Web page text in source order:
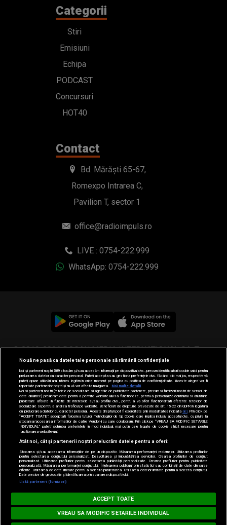
Categorii
Stiri
Emisiuni
Echipa
PODCAST
Concursuri
HOT40
Contact
Bd. Mărăști 65-67,
Romexpo Intrarea C,
Pavilion T, sector 1
office@radioimpuls.ro
LIVE : 0754-222.999
WhatsApp: 0754-222.999
© 2019-2026 DOGAN MEDIA INTERNATIONAL SA, Toate
drepturile rezervate.
Loading... MUSIC NON STOP
LYKKE LI - I Follow Rivers
Nouă ne pasă ca datele tale personale să rămână confidențiale
Noi și partenerii noștri589stocăm și/sau accesăm informații pe dispozitivul dvs., precum identificatorii cookie unici pentru
prelucrarea datelor cu caracter personal. Puteți accepta sau gestiona preferințele dvs. făcând clic mai jos, respectiv vă
puteți opune utilizării unui interes legitim în orice moment pe pagina cu politica de confidențialitate. Aceste alegeri vor fi
raportate partenerilor noștri și nu vă vor afecta navigarea.
Mai multe detalii
Noi si partenerii nostri (retelele de socializare si agentiile de publicitate partenere, precum si furnizorii nostri de servicii de
date analitice) prelucram date pentru a permite website-ului sa functioneze, pentru a personaliza continutul si anunturile
publicitare afisate in functie de interesele si/sau profilul dvs., pentru a va oferi functionalitati aferente retelelor de
socializare si pentru a analiza traficul pe website. Beneficiati de drepturile prevazute de art. 15-22 din GDPR in legatura
cu prelucrarea datelor cu caracter personal. Aceste drepturi pot fi exercitate prin modalitatea indicataaici . Prin click pe
“ACCEPT TOATE”, acceptati folosirea tuturor Tehnologiilor de tip Cookie, care implica inclusiv acceptul dvs. cu privire la
stocarea/accesarea informatiilor de catre Vendor-ii cu care colaboram. Prin click pe “VREAU SA MODIFIC SETARILE
INDIVIDUAL” puteti schimba preferintele in mod individual, mai putin cele legate de cookie strict necesare pentru
functionarea website-ului.
Atât noi, cât și partenerii noștri prelucrăm datele pentru a oferi:
Stocarea și/sau accesarea informațiilor de pe un dispozitiv. Măsurarea performanței reclamelor. Utilizarea profilurilor
pentru selectarea conținutului personalizat. Dezvoltarea și îmbunătățirea serviciilor. Crearea profilurilor de conținut
personalizat. Utilizarea profilurilor pentru selectarea publicității personalizate. Crearea profilurilor pentru publicitate
personalizată. Măsurarea performanței conținutului. Înțelegerea publicului prin statistici sau combinații de date din surse
diferite. Utilizarea de date limitate pentru a selecta publicitatea. Utilizarea datelor limitate pentru a selecta conținutul.
Date precise de geolocație și identificarea prin scanarea dispozitivului.
Listă parteneri (furnizori)
ACCEPT TOATE
VREAU SA MODIFIC SETARILE INDIVIDUAL